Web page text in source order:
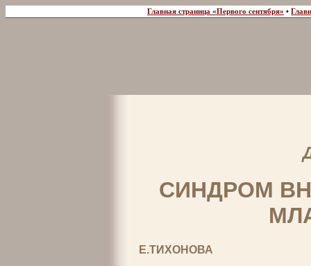
Главная страница «Первого сентября» •
СИНДРОМ
Е.ТИХОНОВА